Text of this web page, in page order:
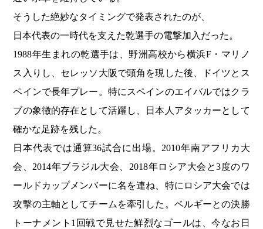
そうした絶妙なタイミングで発表されたのが、
日本代表の一時代を支えた乾選手の電撃加入だった。
1988年生まれの乾選手は、野洲高校から横浜F・マリノ
ス入りし、セレッソ大阪で頭角を現した後、ドイツとス
ペインで長年プレー。特にスペインのエイバルではクラ
ブの象徴的存在として活躍し、日本人アタッカーとして
確かな足跡を残した。
日本代表では通算36試合に出場。2010年南アフリカ大
会、2014年ブラジル大会、2018年ロシア大会と3度のワ
ールドカップメンバーに名を連ね、特にロシア大会では
攻撃の主軸としてチームを牽引した。ベルギーとの決勝
トーナメント1回戦で見せた鮮烈なゴールは、今なお日